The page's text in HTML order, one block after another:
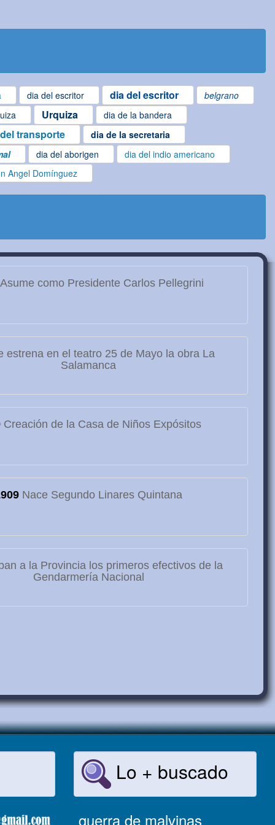
dia del escritor dia del escritor
belgrano
Urquiza
dia de la bandera
transporte
dia de la secretaria
dia del aborigen
dia del indio americano
Angel Domínguez
Asume como Presidente Carlos Pellegrini
estrena en el teatro 25 de Mayo la obra La
Salamanca
Creación de la Casa de Niños Expósitos
Nace Segundo Linares Quintana
a la Provincia los primeros efectivos de la
Gendarmería Nacional
Lo + buscado
guerra de malvinas